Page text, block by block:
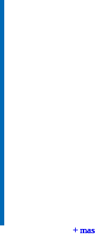
+ mas
+ mas
+ mas
+ mas